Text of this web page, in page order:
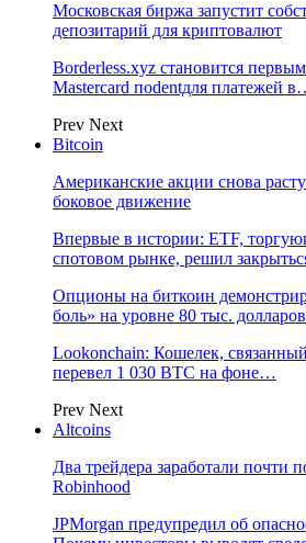
Московская биржа запустит
депозитарий для криптовалют
Borderless.xyz становится
Mastercard поdentдля платежей
Prev Next
Bitcoin
Американские акции снова
боковое движение
Впервые в истории: ETF,
спотовом рынке, решил
Опционы на биткоин
боль» на уровне 80 тыс.
Lookonchain: Кошелек, связанный
перевел 1 030 BTC на фоне…
Prev Next
Altcoins
Два трейдера заработали почти
Robinhood
JPMorgan предупредил об